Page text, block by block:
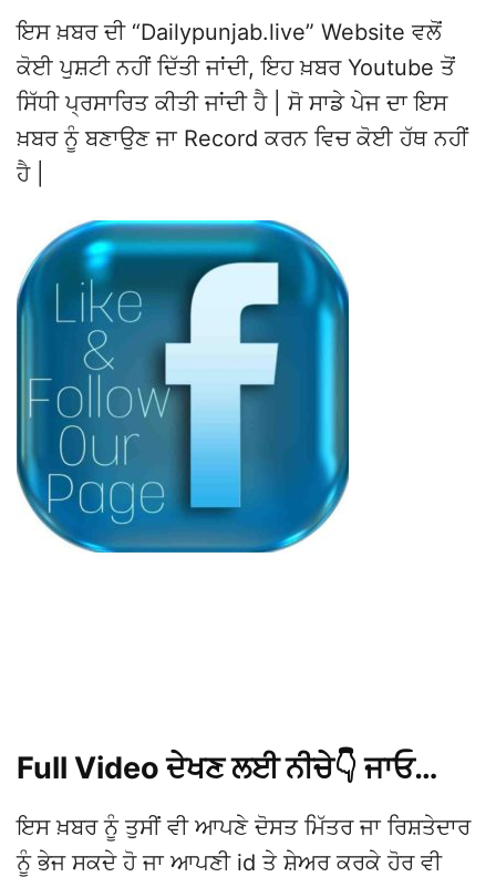
ਇਸ ਖ਼ਬਰ ਦੀ “Dailypunjab.live” Website ਵਲੋਂ
ਕੋਈ ਪੁਸ਼ਟੀ ਨਹੀਂ ਦਿੱਤੀ ਜਾਂਦੀ, ਇਹ ਖ਼ਬਰ Youtube ਤੋਂ
ਸਿੱਧੀ ਪ੍ਰਸਾਰਿਤ ਕੀਤੀ ਜਾਂਦੀ ਹੈ | ਸੋ ਸਾਡੇ ਪੇਜ ਦਾ ਇਸ
ਖ਼ਬਰ ਨੂੰ ਬਣਾਉਣ ਜਾ Record ਕਰਨ ਵਿਚ ਕੋਈ ਹੱਥ ਨਹੀਂ
ਹੈ |
Full Video ਦੇਖਣ ਲਈ ਨੀਚੇ👇 ਜਾਓ…
ਇਸ ਖ਼ਬਰ ਨੂੰ ਤੁਸੀਂ ਵੀ ਆਪਣੇ ਦੋਸਤ ਮਿੱਤਰ ਜਾ ਰਿਸ਼ਤੇਦਾਰ
ਨੂੰ ਭੇਜ ਸਕਦੇ ਹੋ ਜਾ ਆਪਣੀ id ਤੇ ਸ਼ੇਅਰ ਕਰਕੇ ਹੋਰ ਵੀ